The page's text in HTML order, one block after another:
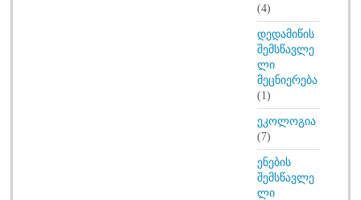
(4)
დედამიწის
შემსწავლე
ლი
მეცნიერება
(1)
ეკოლოგია
(7)
ენების
შემსწავლე
ლი